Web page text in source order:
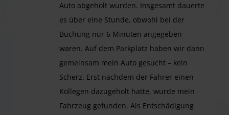
Direct op de parkeerplaats.
U hoeft de parkeeraanbieder
voor uw aankomst.
Bel de parkeeraanbieder zodra u uw koffers heeft
Ontmoetingsplek:Bovenverdieping bij Terminal B/C, in het
gebied tussen in-/uitgang deur nummer 10 en 12.
Auto abgeholt wurden. Insgesamt dauerte
es über eine Stunde, obwohl bei der
Buchung nur 6 Minuten angegeben
waren. Auf dem Parkplatz haben wir dann
gemeinsam mein Auto gesucht – kein
Scherz. Erst nachdem der Fahrer einen
Kollegen dazugeholt hatte, wurde mein
Fahrzeug gefunden. Als Entschädigung